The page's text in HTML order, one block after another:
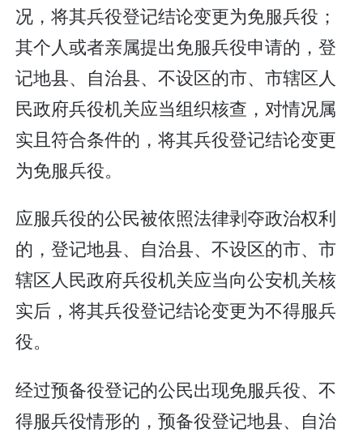
况，将其兵役登记结论变更为免服兵役；
其个人或者亲属提出免服兵役申请的，登
记地县、自治县、不设区的市、市辖区人
民政府兵役机关应当组织核查，对情况属
实且符合条件的，将其兵役登记结论变更
为免服兵役。
应服兵役的公民被依照法律剥夺政治权利
的，登记地县、自治县、不设区的市、市
辖区人民政府兵役机关应当向公安机关核
实后，将其兵役登记结论变更为不得服兵
役。
经过预备役登记的公民出现免服兵役、不
得服兵役情形的，预备役登记地县、自治